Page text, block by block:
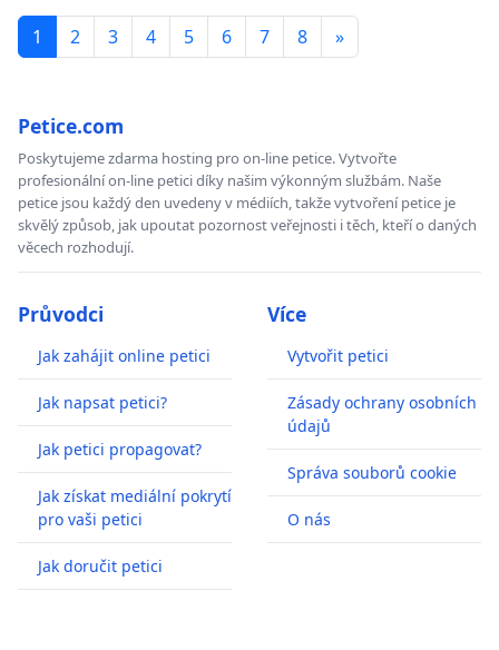
1 2 3 4 5 6 7 8 »
Petice.com
Poskytujeme zdarma hosting pro on-line petice. Vytvořte
profesionální on-line petici díky našim výkonným službám. Naše
petice jsou každý den uvedeny v médiích, takže vytvoření petice je
skvělý způsob, jak upoutat pozornost veřejnosti i těch, kteří o daných
věcech rozhodují.
Průvodci
Jak zahájit online petici
Jak napsat petici?
Jak petici propagovat?
Jak získat mediální pokrytí
pro vaši petici
Jak doručit petici
Více
Vytvořit petici
Zásady ochrany osobních
údajů
Správa souborů cookie
O nás